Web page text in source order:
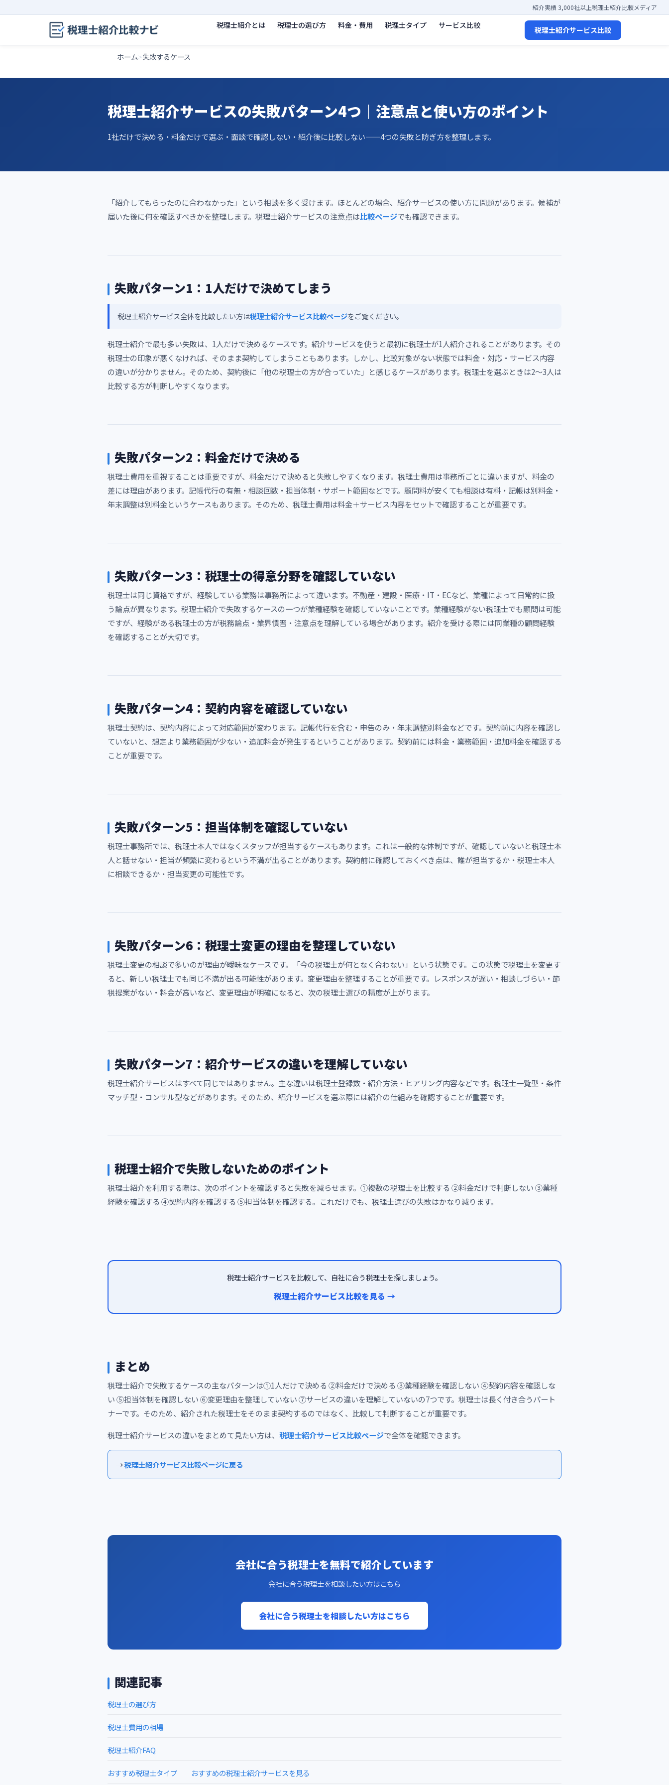
紹介実績 3,000社以上税理士紹介比較メディア
税理士紹介とは 税理士の選び方 料金・費用 税理士タイプ サービス比較 税理士紹介サービス比較
ホーム 失敗するケース
税理士紹介サービスの失敗パターン4つ｜注意点と使い方のポイント
1社だけで決める・料金だけで選ぶ・面談で確認しない・紹介後に比較しない——4つの失敗と防ぎ方を整理します。
「紹介してもらったのに合わなかった」という相談を多く受けます。ほとんどの場合、紹介サービスの使い方に問題があります。候補が
届いた後に何を確認すべきかを整理します。税理士紹介サービスの注意点は比較ページでも確認できます。
失敗パターン1：1人だけで決めてしまう
税理士紹介サービス全体を比較したい方は税理士紹介サービス比較ページをご覧ください。
税理士紹介で最も多い失敗は、1人だけで決めるケースです。紹介サービスを使うと最初に税理士が1人紹介されることがあります。その
税理士の印象が悪くなければ、そのまま契約してしまうこともあります。しかし、比較対象がない状態では料金・対応・サービス内容
の違いが分かりません。そのため、契約後に「他の税理士の方が合っていた」と感じるケースがあります。税理士を選ぶときは2〜3人は
比較する方が判断しやすくなります。
失敗パターン2：料金だけで決める
税理士費用を重視することは重要ですが、料金だけで決めると失敗しやすくなります。税理士費用は事務所ごとに違いますが、料金の
差には理由があります。記帳代行の有無・相談回数・担当体制・サポート範囲などです。顧問料が安くても相談は有料・記帳は別料金・
年末調整は別料金というケースもあります。そのため、税理士費用は料金＋サービス内容をセットで確認することが重要です。
失敗パターン3：税理士の得意分野を確認していない
税理士は同じ資格ですが、経験している業務は事務所によって違います。不動産・建設・医療・IT・ECなど、業種によって日常的に扱
う論点が異なります。税理士紹介で失敗するケースの一つが業種経験を確認していないことです。業種経験がない税理士でも顧問は可能
ですが、経験がある税理士の方が税務論点・業界慣習・注意点を理解している場合があります。紹介を受ける際には同業種の顧問経験
を確認することが大切です。
失敗パターン4：契約内容を確認していない
税理士契約は、契約内容によって対応範囲が変わります。記帳代行を含む・申告のみ・年末調整別料金などです。契約前に内容を確認し
ていないと、想定より業務範囲が少ない・追加料金が発生するということがあります。契約前には料金・業務範囲・追加料金を確認する
ことが重要です。
失敗パターン5：担当体制を確認していない
税理士事務所では、税理士本人ではなくスタッフが担当するケースもあります。これは一般的な体制ですが、確認していないと税理士本
人と話せない・担当が頻繁に変わるという不満が出ることがあります。契約前に確認しておくべき点は、誰が担当するか・税理士本人
に相談できるか・担当変更の可能性です。
失敗パターン6：税理士変更の理由を整理していない
税理士変更の相談で多いのが理由が曖昧なケースです。「今の税理士が何となく合わない」という状態です。この状態で税理士を変更す
ると、新しい税理士でも同じ不満が出る可能性があります。変更理由を整理することが重要です。レスポンスが遅い・相談しづらい・節
税提案がない・料金が高いなど、変更理由が明確になると、次の税理士選びの精度が上がります。
失敗パターン7：紹介サービスの違いを理解していない
税理士紹介サービスはすべて同じではありません。主な違いは税理士登録数・紹介方法・ヒアリング内容などです。税理士一覧型・条件
マッチ型・コンサル型などがあります。そのため、紹介サービスを選ぶ際には紹介の仕組みを確認することが重要です。
税理士紹介で失敗しないためのポイント
税理士紹介を利用する際は、次のポイントを確認すると失敗を減らせます。①複数の税理士を比較する ②料金だけで判断しない ③業種
経験を確認する ④契約内容を確認する ⑤担当体制を確認する。これだけでも、税理士選びの失敗はかなり減ります。
税理士紹介サービスを比較して、自社に合う税理士を探しましょう。
税理士紹介サービス比較を見る →
まとめ
税理士紹介で失敗するケースの主なパターンは①1人だけで決める ②料金だけで決める ③業種経験を確認しない ④契約内容を確認しな
い ⑤担当体制を確認しない ⑥変更理由を整理していない ⑦サービスの違いを理解していないの7つです。税理士は長く付き合うパート
ナーです。そのため、紹介された税理士をそのまま契約するのではなく、比較して判断することが重要です。
税理士紹介サービスの違いをまとめて見たい方は、 税理士紹介サービス比較ページで全体を確認できます。
→税理士紹介サービス比較ページに戻る
会社に合う税理士を無料で紹介しています
会社に合う税理士を相談したい方はこちら
会社に合う税理士を相談したい方はこちら
関連記事
税理士の選び方
税理士費用の相場
税理士紹介FAQ
おすすめ税理士タイプ おすすめの税理士紹介サービスを見る